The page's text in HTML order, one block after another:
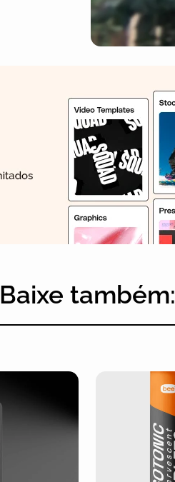
Baixe também: